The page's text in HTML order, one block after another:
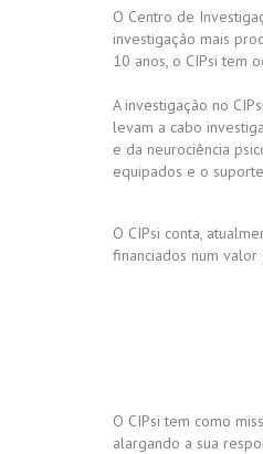
O Centro de
investigação mais
10 anos, o CIPsi tem
A investigação no
levam a cabo
e da neurociência
equipados e o
O CIPsi conta,
financiados num
O CIPsi tem como
alargando a sua